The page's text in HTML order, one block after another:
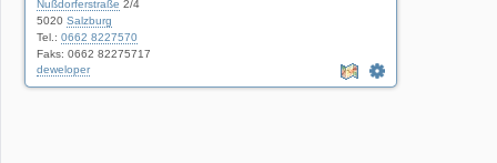
Nußdorferstraße 2/4
5020 Salzburg
Tel.: 0662 8227570
Faks: 0662 82275717
deweloper